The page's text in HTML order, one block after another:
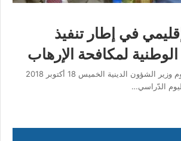
في إطار تنفيذ
الوطنية لمكافحة الإرهاب
افتتح أحمد عظوم وزير الشؤون الدينية الخميس 18 أكتوبر 2018
الدّراسي…